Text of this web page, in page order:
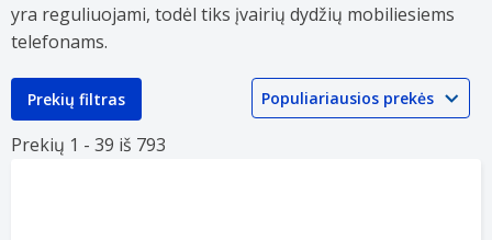
yra reguliuojami, todėl tiks įvairių dydžių mobiliesiems
telefonams.
Prekių filtras
Prekių 1 - 39 iš 793